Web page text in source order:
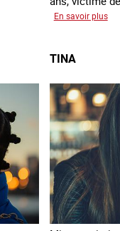
En savoir plussur
TINA